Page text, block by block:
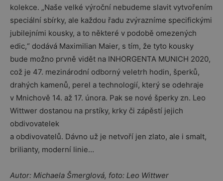
kolekce. „Naše velké výroční nebudeme slavit vytvořením
speciální sbírky, ale každou řadu zvýrazníme specifickými
jubilejními kousky, a to některé v podobě omezených
edic,“ dodává Maximilian Maier, s tím, že tyto kousky
bude možno prvně vidět na INHORGENTA MUNICH 2020,
což je 47. mezinárodní odborný veletrh hodin, šperků,
drahých kamenů, perel a technologií, který se odehraje
v Mnichově 14. až 17. února. Pak se nové šperky zn. Leo
Wittwer dostanou na prstíky, krky či zápěstí jejich
obdivovatelek
a obdivovatelů. Dávno už je netvoří jen zlato, ale i smalt,
brilianty, moderní linie…
Autor: Michaela Šmerglová, foto: Leo Wittwer